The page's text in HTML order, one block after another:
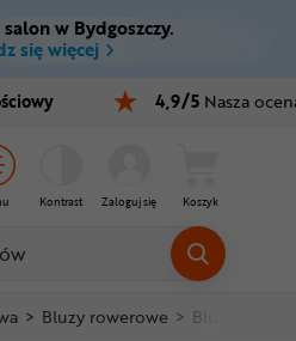
Ctrl M
produkcie
informacje
w Bydgoszczy.
się więcej
4,9/5 Nasza
Kontrast Zaloguj się Koszyk
> Bluzy rowerowe > Bluza